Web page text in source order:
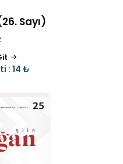
Sayı)
: 14 ₺